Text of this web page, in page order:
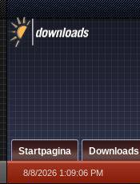
Startpagina Downloads
8/8/2026 1:09:06 PM